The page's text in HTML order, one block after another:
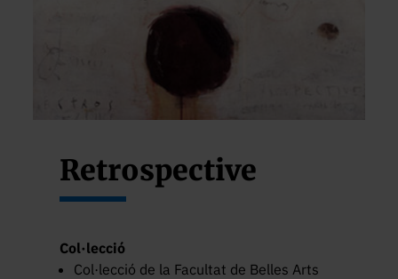
Retrospective
Col·lecció
Col·lecció de la Facultat de Belles Arts